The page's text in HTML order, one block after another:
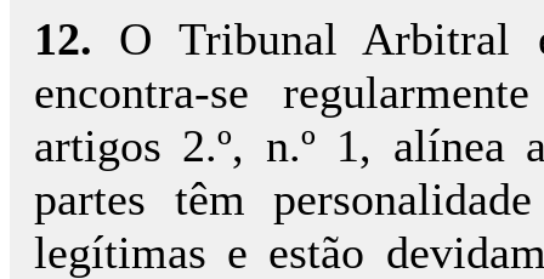
12. O Tribunal Arbitral
encontra-se
artigos 2.º, n.º 1, alínea
partes têm
legítimas e estão